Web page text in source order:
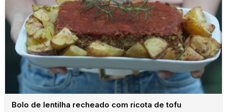
Bolo de lentilha recheado com ricota de tofu